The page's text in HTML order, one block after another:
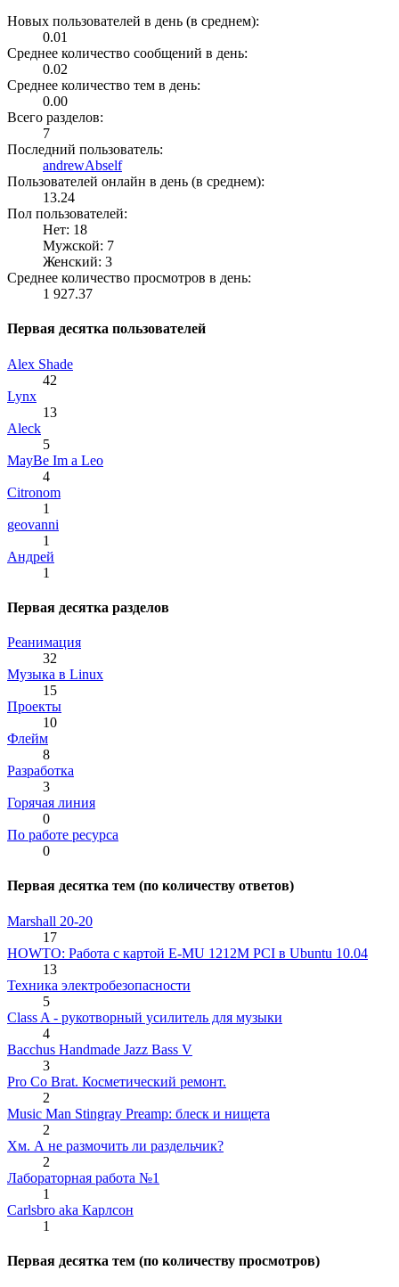
Новых пользователей в день (в среднем):
0.01
Среднее количество сообщений в день:
0.02
Среднее количество тем в день:
0.00
Всего разделов:
7
Последний пользователь:
andrewAbself
Пользователей онлайн в день (в среднем):
13.24
Пол пользователей:
Нет: 18
Мужской: 7
Женский: 3
Среднее количество просмотров в день:
1 927.37
Первая десятка пользователей
Alex Shade
42
Lynx
13
Aleck
5
MayBe Im a Leo
4
Citronom
1
geovanni
1
Андрей
1
Первая десятка разделов
Реанимация
32
Музыка в Linux
15
Проекты
10
Флейм
8
Разработка
3
Горячая линия
0
По работе ресурса
0
Первая десятка тем (по количеству ответов)
Marshall 20-20
17
HOWTO: Работа с картой E-MU 1212M PCI в Ubuntu 10.04
13
Техника электробезопасности
5
Class A - рукотворный усилитель для музыки
4
Bacchus Handmade Jazz Bass V
3
Pro Co Brat. Косметический ремонт.
2
Music Man Stingray Preamp: блеск и нищета
2
Хм. А не размочить ли раздельчик?
2
Лабораторная работа №1
1
Carlsbro aka Карлсон
1
Первая десятка тем (по количеству просмотров)